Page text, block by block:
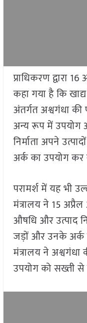
प्राधिकरण द्वारा
कहा गया है कि
अंतर्गत अश्वगंधा की
अन्य रूप में
निर्माता अपने
अर्क का उपयोग कर
परामर्श में यह भी
मंत्रालय ने 15
औषधि और उत्पाद
जड़ों और उनके अर्क
मंत्रालय ने अश्वगंधा
उपयोग को सख्ती से